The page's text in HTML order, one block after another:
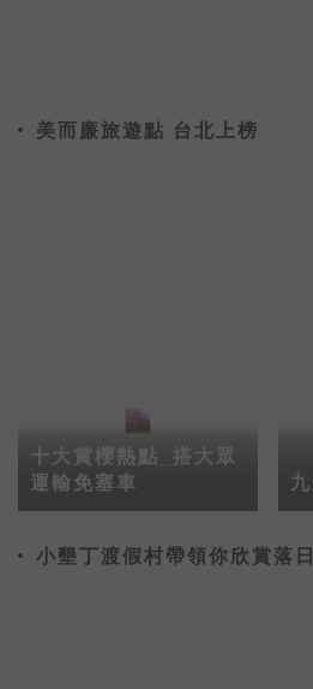
美而廉旅遊點 台北上榜
十大賞櫻熱點_搭大眾
運輸免塞車
小墾丁渡假村帶領你欣賞落